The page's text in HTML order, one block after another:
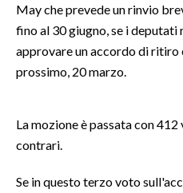
CULTURA
SPETTACOLI
May che prevede un rinvio
fino al 30 giugno, se i deputati
approvare un accordo di
prossimo, 20 marzo.
La mozione è passata con
contrari.
Se in questo terzo voto